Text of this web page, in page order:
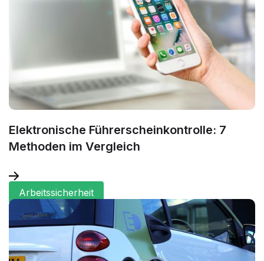
Elektronische Führerscheinkontrolle: 7
Methoden im Vergleich
Arbeitssicherheit